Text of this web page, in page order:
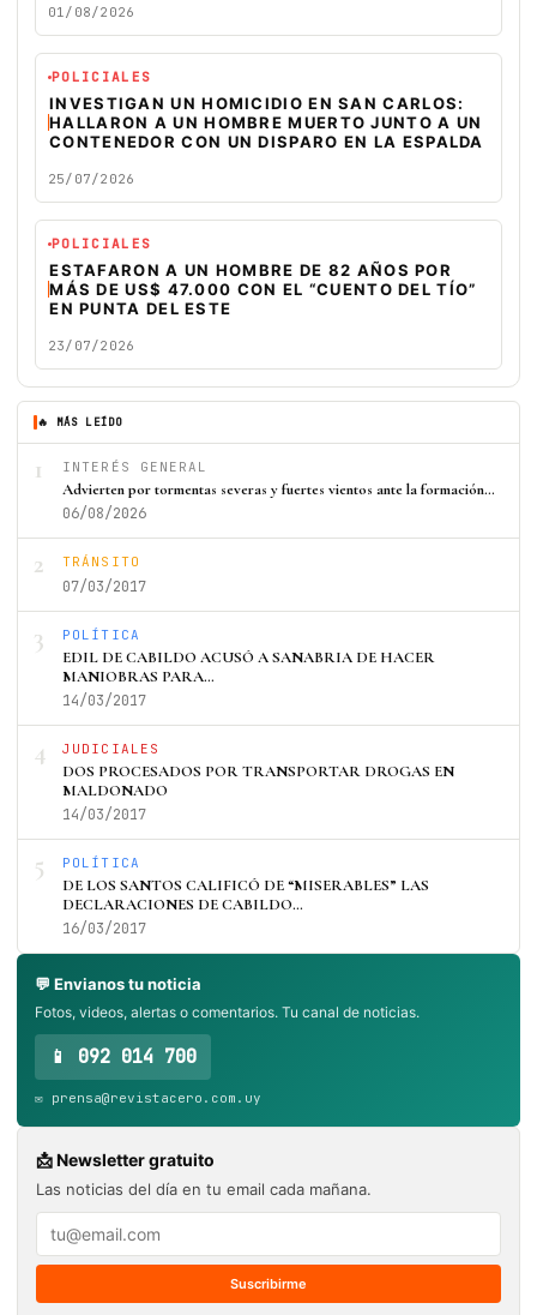
01/08/2026
POLICIALES
INVESTIGAN UN HOMICIDIO EN SAN CARLOS:
HALLARON A UN HOMBRE MUERTO JUNTO A UN
CONTENEDOR CON UN DISPARO EN LA ESPALDA
25/07/2026
POLICIALES
ESTAFARON A UN HOMBRE DE 82 AÑOS POR
MÁS DE US$ 47.000 CON EL “CUENTO DEL TÍO”
EN PUNTA DEL ESTE
23/07/2026
🔥 MÁS LEÍDO
1 INTERÉS GENERAL
Advierten por tormentas severas y fuertes vientos ante la formación…
06/08/2026
2 TRÁNSITO
07/03/2017
3 POLÍTICA
EDIL DE CABILDO ACUSÓ A SANABRIA DE HACER
MANIOBRAS PARA…
14/03/2017
4 JUDICIALES
DOS PROCESADOS POR TRANSPORTAR DROGAS EN
MALDONADO
14/03/2017
5 POLÍTICA
DE LOS SANTOS CALIFICÓ DE “MISERABLES” LAS
DECLARACIONES DE CABILDO…
16/03/2017
💬 Envianos tu noticia
Fotos, videos, alertas o comentarios. Tu canal de noticias.
📱 092 014 700
✉️ prensa@revistacero.com.uy
📩 Newsletter gratuito
Las noticias del día en tu email cada mañana.
Suscribirme